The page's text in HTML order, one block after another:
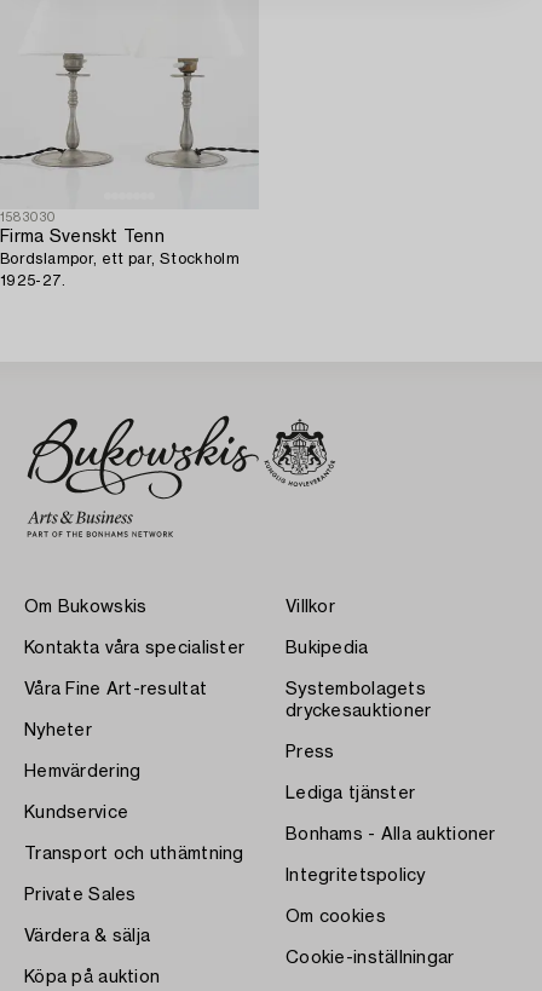
1583030
Firma Svenskt Tenn
Bordslampor, ett par, Stockholm
1925-27.
Om Bukowskis
Kontakta våra specialister
Våra Fine Art-resultat
Nyheter
Hemvärdering
Kundservice
Transport och uthämtning
Private Sales
Värdera & sälja
Köpa på auktion
Villkor
Bukipedia
Systembolagets
dryckesauktioner
Press
Lediga tjänster
Bonhams - Alla auktioner
Integritetspolicy
Om cookies
Cookie-inställningar